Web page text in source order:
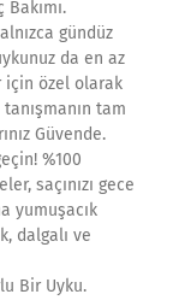
gündüz
da en az
için özel olarak
tam
Güvende.
%100
saçınızı gece
yumuşacık
dalgalı ve
Bir Uyku.